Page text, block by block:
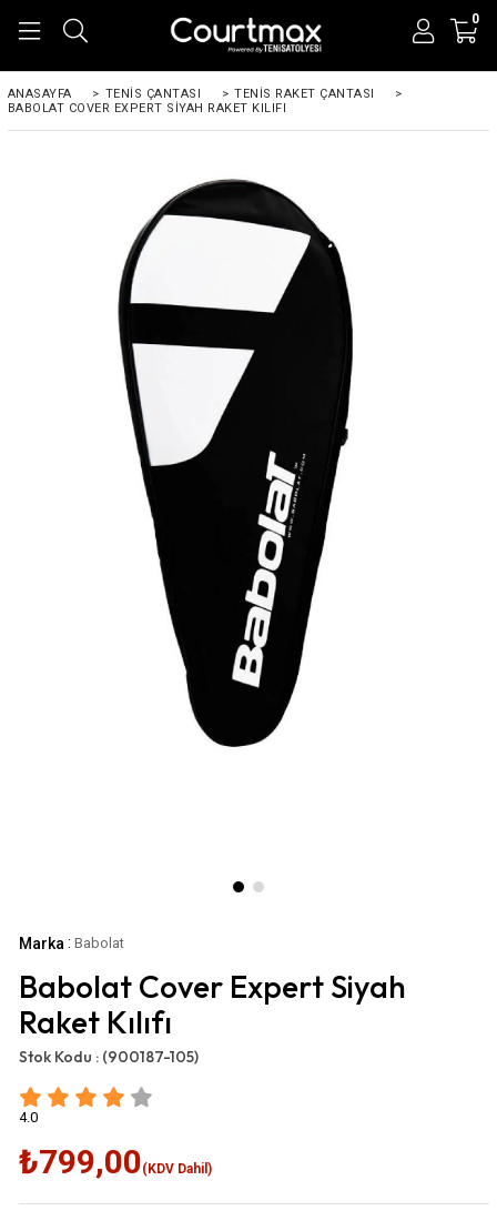
0
ANASAYFA > TENIS ÇANTASI > TENIS RAKET ÇANTASI
>
BABOLAT COVER EXPERT SIYAH RAKET KILIFI
Marka : Babolat
Babolat Cover Expert Siyah
Raket Kılıfı
Stok Kodu : (900187-105)
4.0
₺799,00(KDV Dahil)